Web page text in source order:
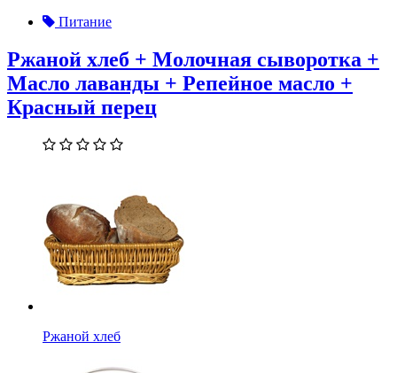
Питание
Ржаной хлеб + Молочная сыворотка +
Масло лаванды + Репейное масло +
Красный перец
Ржаной хлеб